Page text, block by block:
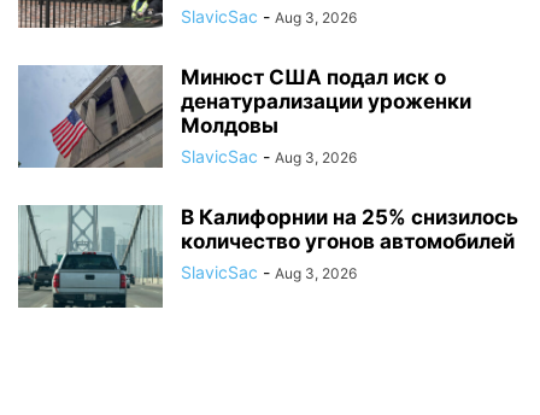
SlavicSac - Aug 3, 2026
Минюст США подал иск о
денатурализации уроженки
Молдовы
SlavicSac - Aug 3, 2026
В Калифорнии на 25% снизилось
количество угонов автомобилей
SlavicSac - Aug 3, 2026